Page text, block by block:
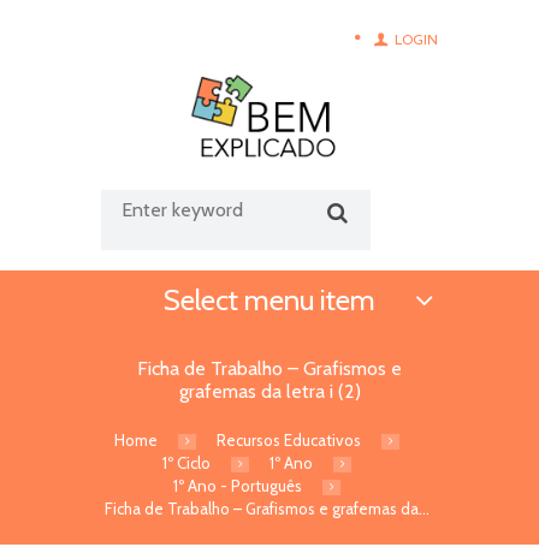
LOGIN
Select menu item
Ficha de Trabalho – Grafismos e
grafemas da letra i (2)
Home
Recursos Educativos
1º Ciclo
1º Ano
1º Ano - Português
Ficha de Trabalho – Grafismos e grafemas da...